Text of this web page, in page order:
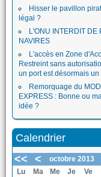
Hisser le pavillon
légal ?
L'ONU INTERDIT DE
NAVIRES
L'accès en Zone
Restreint sans
un port est désormais un
Remorquage du
EXPRESS : Bonne ou
idée ?
Calendrier
<<
< octobre 2013
Lu Ma Me Je Ve